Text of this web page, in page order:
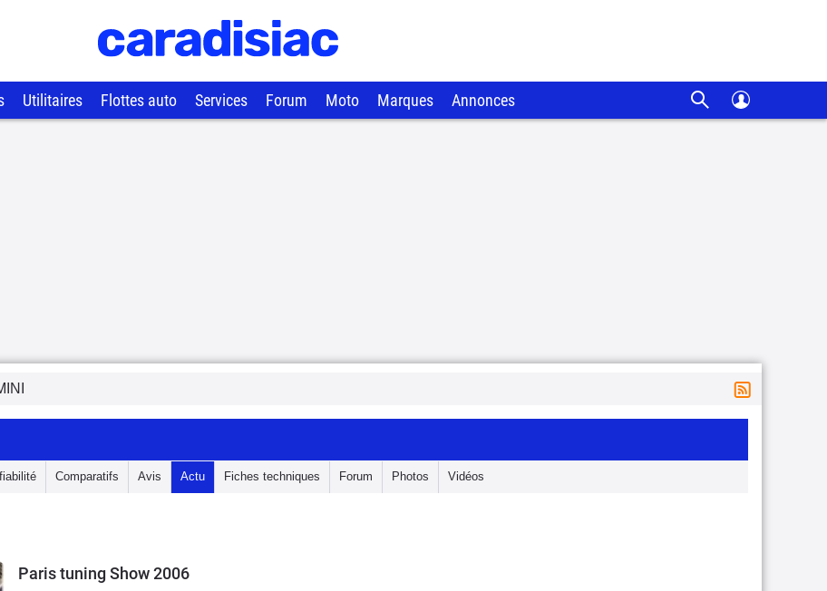
Utilitaires Flottes auto Services Forum Moto Marques Annonces
Comparatifs Avis Actu Fiches techniques Forum Photos Vidéos
Paris tuning Show 2006